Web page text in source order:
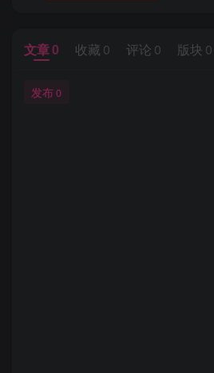
文章0 收藏 0 评论 0 版块 0
发布0